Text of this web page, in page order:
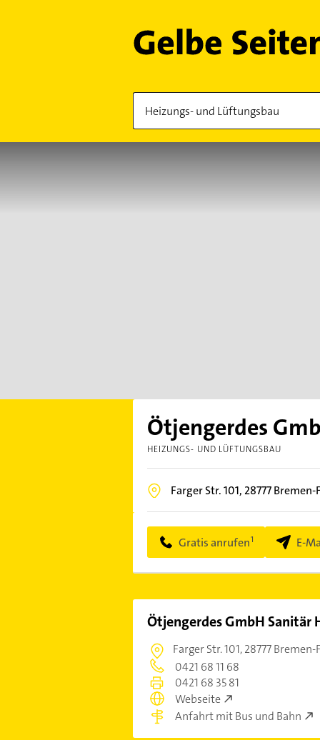
Ötjengerdes
HEIZUNGS- UND LÜFTUNGSBAU
Farger Str. 101, 28777Bremen-
Gratis anrufen E-
Ötjengerdes GmbH Sanitär
Farger Str. 101,28777 Bremen-
0421 68 11 68
0421 68 35 81
Webseite
Anfahrt mit Bus und Bahn